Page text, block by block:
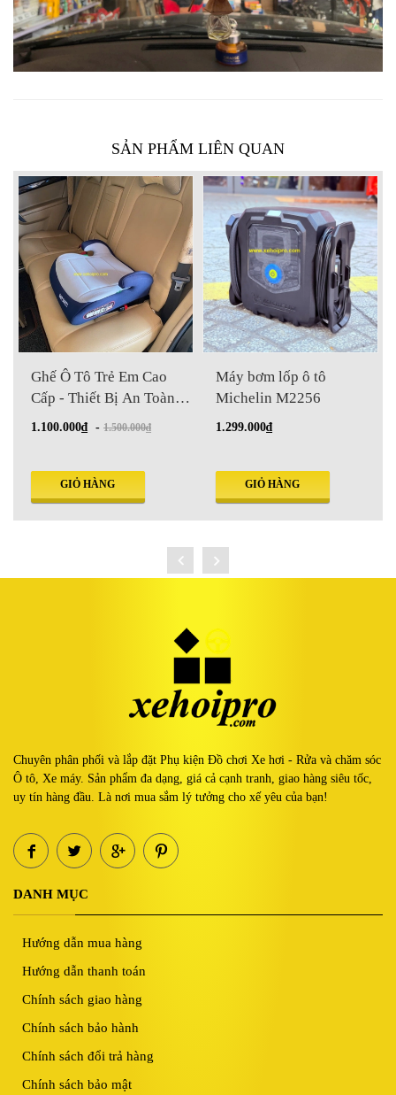
SẢN PHẨM LIÊN QUAN
Ghế Ô Tô Trẻ Em Cao
Cấp - Thiết Bị An Toàn
Bắt Buộc Từ 1/7
1.100.000₫ - 1.500.000₫
GIỎ HÀNG
Máy bơm lốp ô tô
Michelin M2256
1.299.000₫
GIỎ HÀNG
Chuyên phân phối và lắp đặt Phụ kiện Đồ chơi Xe hơi - Rửa và chăm sóc
Ô tô, Xe máy. Sản phẩm đa dạng, giá cả cạnh tranh, giao hàng siêu tốc,
uy tín hàng đầu. Là nơi mua sắm lý tưởng cho xế yêu của bạn!
DANH MỤC
Hướng dẫn mua hàng
Hướng dẫn thanh toán
Chính sách giao hàng
Chính sách bảo hành
Chính sách đổi trả hàng
Chính sách bảo mật